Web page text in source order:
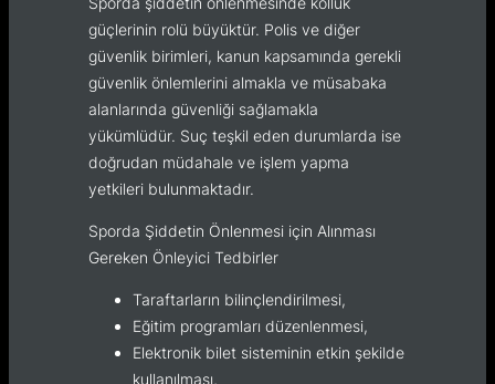
güçlerinin rolü büyüktür. Polis ve diğer
güvenlik birimleri, kanun kapsamında gerekli
güvenlik önlemlerini almakla ve müsabaka
alanlarında güvenliği sağlamakla
yükümlüdür. Suç teşkil eden durumlarda ise
doğrudan müdahale ve işlem yapma
yetkileri bulunmaktadır.
Sporda Şiddetin Önlenmesi için Alınması
Gereken Önleyici Tedbirler
Taraftarların bilinçlendirilmesi,
Eğitim programları düzenlenmesi,
Elektronik bilet sisteminin etkin şekilde
kullanılması,